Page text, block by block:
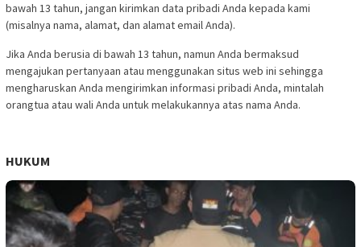
bawah 13 tahun, jangan kirimkan data pribadi Anda kepada kami
(misalnya nama, alamat, dan alamat email Anda).
Jika Anda berusia di bawah 13 tahun, namun Anda bermaksud
mengajukan pertanyaan atau menggunakan situs web ini sehingga
mengharuskan Anda mengirimkan informasi pribadi Anda, mintalah
orangtua atau wali Anda untuk melakukannya atas nama Anda.
HUKUM